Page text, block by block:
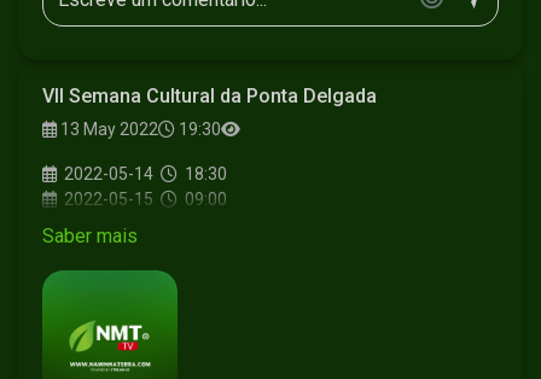
VII Semana Cultural da Ponta Delgada
13 May 2022 19:30
2022-05-14
18:30
2022-05-15
09:00
Saber mais